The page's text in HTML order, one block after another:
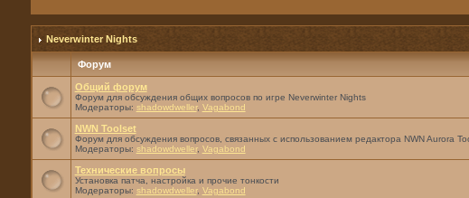
Neverwinter Nights
Форум
Общий форум
Форум для обсуждения общих вопросов по игре Neverwinter Nights
Модераторы: shadowdweller, Vagabond
NWN Toolset
Форум для обсуждения вопросов, связанных с использованием редактора NWN Aurora
Модераторы: shadowdweller, Vagabond
Технические вопросы
Установка патча, настройка и прочие тонкости
Модераторы: shadowdweller, Vagabond